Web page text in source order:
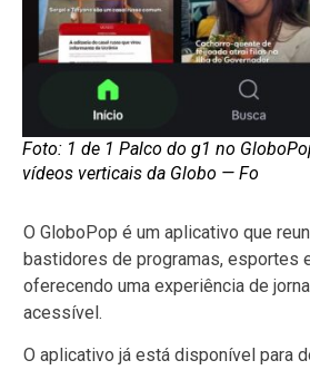
Foto: 1 de 1 Palco do g1 no
vídeos verticais da Globo — Fo
O GloboPop é um aplicativo que
bastidores de programas, esportes
oferecendo uma experiência de
acessível.
O aplicativo já está disponível para